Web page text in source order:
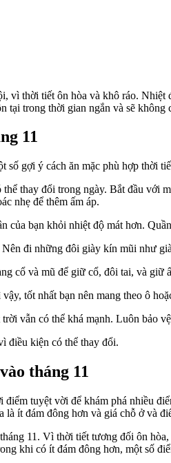
vì thời tiết ôn hòa và khô ráo.
trong thời gian ngắn và sẽ không
11
gợi ý cách ăn mặc phù hợp thời
thay đổi trong ngày. Bắt đầu với
nhẹ để thêm ấm áp.
bạn khỏi nhiệt độ mát hơn.
đi những đôi giày kín mũi như
cổ và mũ để giữ cổ, đôi tai, và giữ
tốt nhất bạn nên mang theo ô
vẫn có thể khá mạnh. Luôn bảo
điều kiện có thể thay đổi.
tháng 11
tuyệt vời để khám phá nhiều
ít đám đông hơn và giá chỗ ở và
11. Vì thời tiết tương đối ôn
khi có ít đám đông hơn, một số